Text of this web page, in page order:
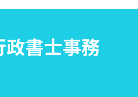
書士事務